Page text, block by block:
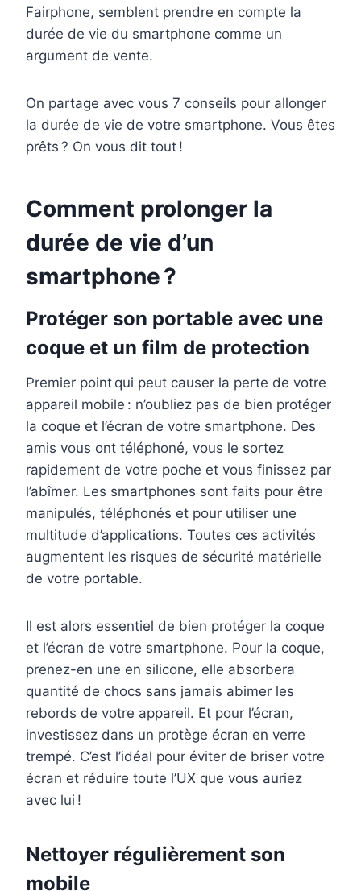
Fairphone, semblent prendre en compte la
durée de vie du smartphone comme un
argument de vente.
On partage avec vous 7 conseils pour allonger
la durée de vie de votre smartphone. Vous êtes
prêts ? On vous dit tout !
Comment prolonger la
durée de vie d’un
smartphone ?
Protéger son portable avec une
coque et un film de protection
Premier point qui peut causer la perte de votre
appareil mobile : n’oubliez pas de bien protéger
la coque et l’écran de votre smartphone. Des
amis vous ont téléphoné, vous le sortez
rapidement de votre poche et vous finissez par
l’abîmer. Les smartphones sont faits pour être
manipulés, téléphonés et pour utiliser une
multitude d’applications. Toutes ces activités
augmentent les risques de sécurité matérielle
de votre portable.
Il est alors essentiel de bien protéger la coque
et l’écran de votre smartphone. Pour la coque,
prenez-en une en silicone, elle absorbera
quantité de chocs sans jamais abimer les
rebords de votre appareil. Et pour l’écran,
investissez dans un protège écran en verre
trempé. C’est l’idéal pour éviter de briser votre
écran et réduire toute l’UX que vous auriez
avec lui !
Nettoyer régulièrement son
mobile